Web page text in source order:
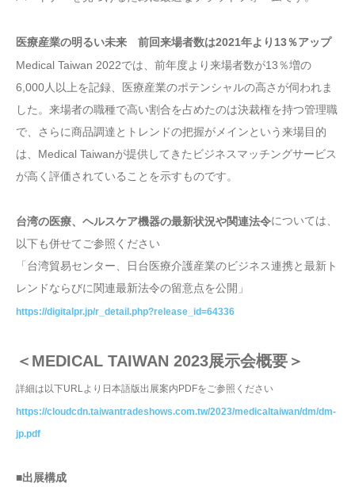
医療産業の明るい未来 前回来場者数は2021年より13％アップ
Medical Taiwan 2022では、前年度より来場者数が13％増の
6,000人以上を記録、医療産業のポテンシャルの高さが伺われま
した。来場者の職種で高い割合を占めたのは決裁権を持つ管理職
で、さらに商品調達とトレンドの把握がメインという来場目的
は、Medical Taiwanが提供してきたビジネスマッチングサービス
が高く評価されていることを示すものです。
台湾の医療、ヘルスケア機器の最新状況や関連法令については、
以下も併せてご参照ください
「台湾貿易センター、日台医療介護産業のビジネス連携と最新ト
レンドならびに関連最新法令の留意点を公開」
https://digitalpr.jp/r_detail.php?release_id=64336
＜MEDICAL TAIWAN 2023展示会概要＞
詳細は以下URLより日本語版出展案内PDFをご参照ください
https://cloudcdn.taiwantradeshows.com.tw/2023/medicaltaiwan/dm/dm-
jp.pdf
■出展構成